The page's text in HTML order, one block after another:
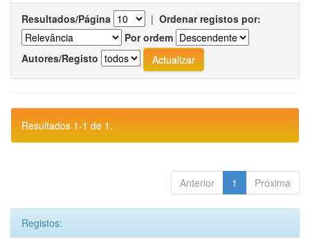
Resultados/Página | Ordenar registos por:
Por ordem
Autores/Registo
Resultados 1-1 de 1.
Anterior 1 Próxima
Registos: